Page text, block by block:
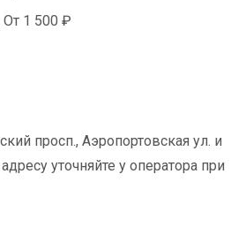
1 500 ₽
просп., Аэропортовская ул. и
уточняйте у оператора при